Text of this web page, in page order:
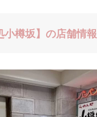
小樽坂】の店舗情報